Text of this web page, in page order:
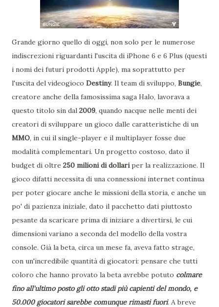
Grande giorno quello di oggi, non solo per le numerose
indiscrezioni riguardanti l'uscita di iPhone 6 e 6 Plus (questi
i nomi dei futuri prodotti Apple), ma soprattutto per
l'uscita del videogioco Destiny. Il team di sviluppo, Bungie,
creatore anche della famosissima saga Halo, lavorava a
questo titolo sin dal 2009, quando nacque nelle menti dei
creatori di sviluppare un gioco dalle caratteristiche di un
MMO, in cui il single-player e il multiplayer fosse due
modalità complementari. Un progetto costoso, dato il
budget di oltre 250 milioni di dollariper la realizzazione. Il
gioco difatti necessita di una connessioni internet continua
per poter giocare anche le missioni della storia, e anche un
po' di pazienza iniziale, dato il pacchetto dati piuttosto
pesante da scaricare prima di iniziare a divertirsi, le cui
dimensioni variano a seconda del modello della vostra
console. Già la beta, circa un mese fa, aveva fatto strage,
con un'incredibile quantità di giocatori: pensare che tutti
coloro che hanno provato la beta avrebbe potuto colmare
fino all'ultimo posto gli otto stadi più capienti del mondo, e
50.000 giocatori sarebbe comunque rimasti fuori. A breve